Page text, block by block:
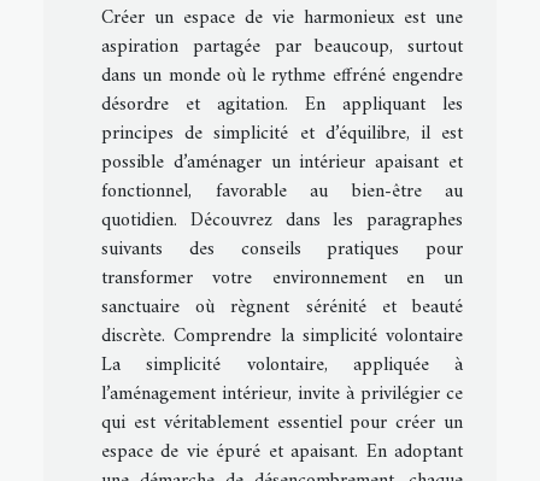
Créer un espace de vie harmonieux est une
aspiration partagée par beaucoup, surtout
dans un monde où le rythme effréné engendre
désordre et agitation. En appliquant les
principes de simplicité et d’équilibre, il est
possible d’aménager un intérieur apaisant et
fonctionnel, favorable au bien-être au
quotidien. Découvrez dans les paragraphes
suivants des conseils pratiques pour
transformer votre environnement en un
sanctuaire où règnent sérénité et beauté
discrète. Comprendre la simplicité volontaire
La simplicité volontaire, appliquée à
l’aménagement intérieur, invite à privilégier ce
qui est véritablement essentiel pour créer un
espace de vie épuré et apaisant. En adoptant